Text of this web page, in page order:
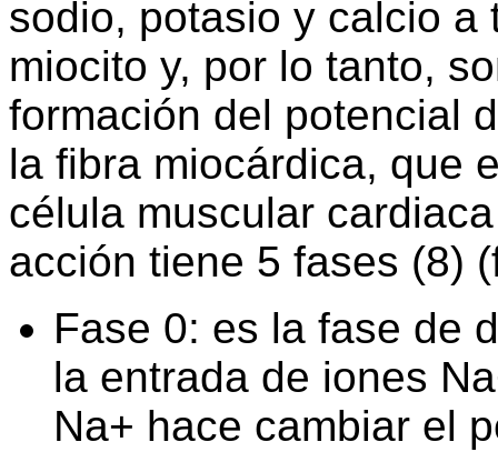
sodio, potasio y calcio a
miocito y, por lo tanto,
formación del potencial
la fibra miocárdica, que
célula muscular
acción tiene 5 fases (8)
Fase 0: es la fase de
la entrada de iones
Na+ hace cambiar el